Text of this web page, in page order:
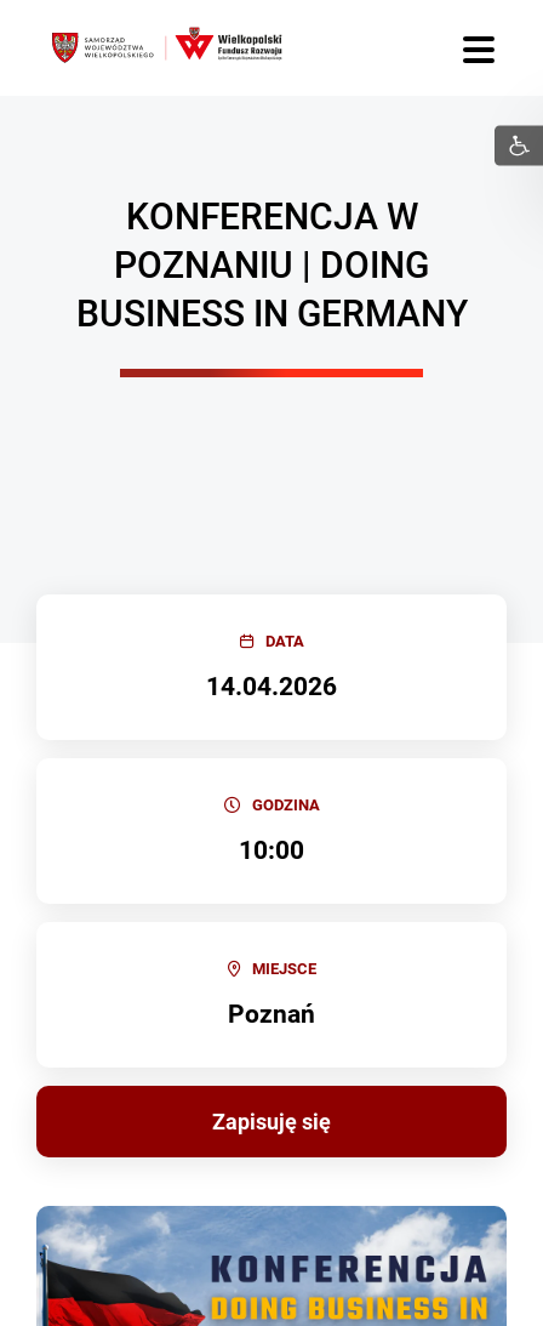
KONFERENCJA W
POZNANIU | DOING
BUSINESS IN GERMANY
DATA
14.04.2026
GODZINA
10:00
MIEJSCE
Poznań
Zapisuję się